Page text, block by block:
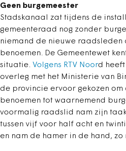
Geen burgemeester
Stadskanaal zat tijdens de
gemeenteraad nog zonder
niemand de nieuwe raadsleden
benoemen. De Gemeentewet
situatie. Volgens RTV Noord heeft
overleg met het Ministerie van
de provincie ervoor gekozen
benoemen tot waarnemend
voormalig raadslid nam zijn
tussen vijf voor half acht en
en nam de hamer in de hand,